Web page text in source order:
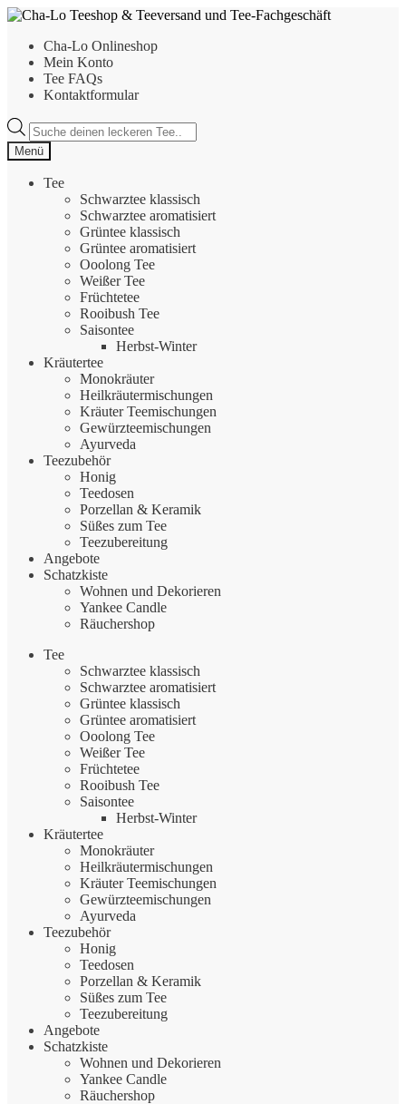
Zur
springen
Zum
springenCha-Lo Onlineshop
Mein Konto
Tee FAQs
Kontaktformular
Products
search
Menü
Tee
Schwarztee klassisch
Schwarztee aromatisiert
Grüntee klassisch
Grüntee aromatisiert
Ooolong Tee
Weißer Tee
Früchtetee
Rooibush Tee
Saisontee
Herbst-Winter
Kräutertee
Monokräuter
Heilkräutermischungen
Kräuter Teemischungen
Gewürzteemischungen
Ayurveda
Teezubehör
Honig
Teedosen
Porzellan & Keramik
Süßes zum Tee
Teezubereitung
Angebote
Schatzkiste
Wohnen und Dekorieren
Yankee Candle
Räuchershop
Tee
Schwarztee klassisch
Schwarztee aromatisiert
Grüntee klassisch
Grüntee aromatisiert
Ooolong Tee
Weißer Tee
Früchtetee
Rooibush Tee
Saisontee
Herbst-Winter
Kräutertee
Monokräuter
Heilkräutermischungen
Kräuter Teemischungen
Gewürzteemischungen
Ayurveda
Teezubehör
Honig
Teedosen
Porzellan & Keramik
Süßes zum Tee
Teezubereitung
Angebote
Schatzkiste
Wohnen und Dekorieren
Yankee Candle
Räuchershop